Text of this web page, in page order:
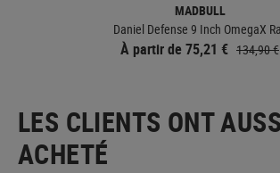
MADBULL
Daniel Defense 9 Inch OmegaX
À partir de 75,21 € 134,90 €
LES CLIENTS ONT
ACHETÉ